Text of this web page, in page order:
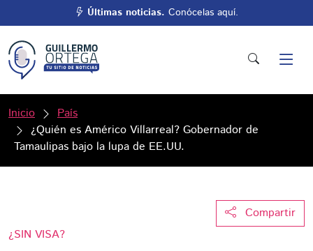
Últimas noticias. Conócelas aquí.
Inicio
País
¿Quién es Américo Villarreal? Gobernador de
Tamaulipas bajo la lupa de EE.UU.
Compartir
¿SIN VISA?